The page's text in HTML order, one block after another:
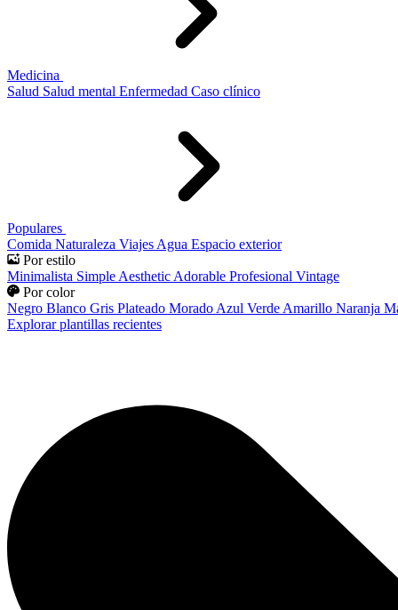
Medicina
Salud Salud mental Enfermedad Caso clínico
Populares
Comida Naturaleza Viajes Agua Espacio exterior
Por estilo
Minimalista Simple Aesthetic Adorable Profesional Vintage
Por color
Negro Blanco Gris Plateado Morado Azul Verde Amarillo Naranja
Explorar plantillas recientes